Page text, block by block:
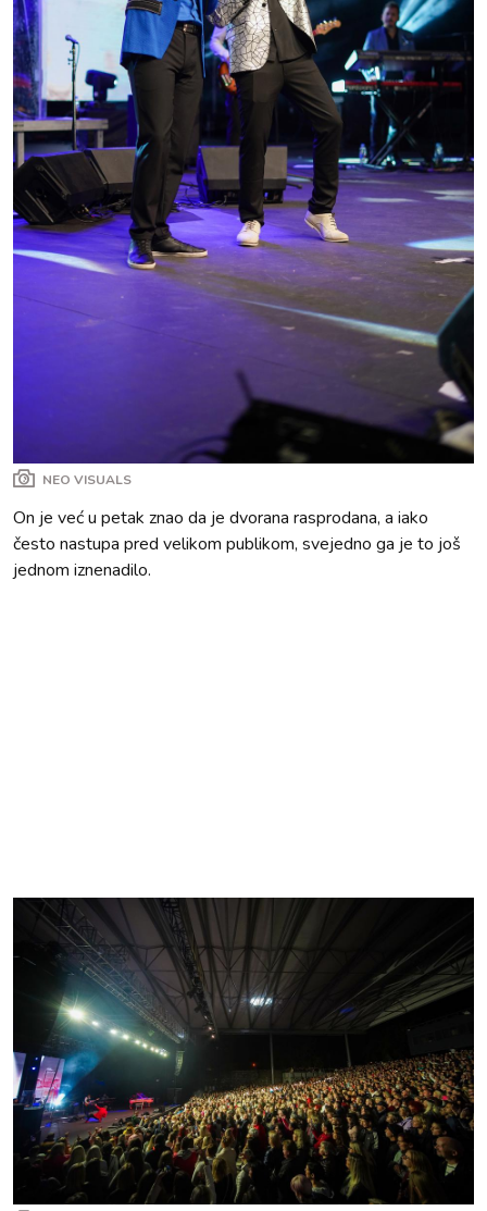
NEO VISUALS
On je već u petak znao da je dvorana rasprodana, a iako
često nastupa pred velikom publikom, svejedno ga je to još
jednom iznenadilo.